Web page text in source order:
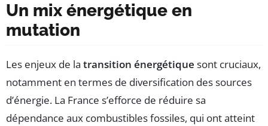
Un mix énergétique en
mutation
Les enjeux de la transition énergétique sont cruciaux,
notamment en termes de diversification des sources
d’énergie. La France s’efforce de réduire sa
dépendance aux combustibles fossiles, qui ont atteint